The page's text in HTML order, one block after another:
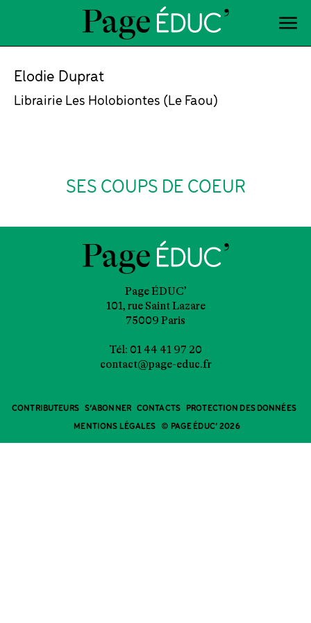
Elodie Duprat
Librairie Les Holobiontes (Le Faou)
SES COUPS DE COEUR
Page ÉDUC’
101, rue Saint Lazare
75009 Paris
Tél: 01 44 41 97 20
contact@page-educ.fr
CONTRIBUTEURS S’ABONNER CONTACTS
PROTECTION DES DONNÉES
MENTIONS LÉGALES
© PAGE ÉDUC’ 2026